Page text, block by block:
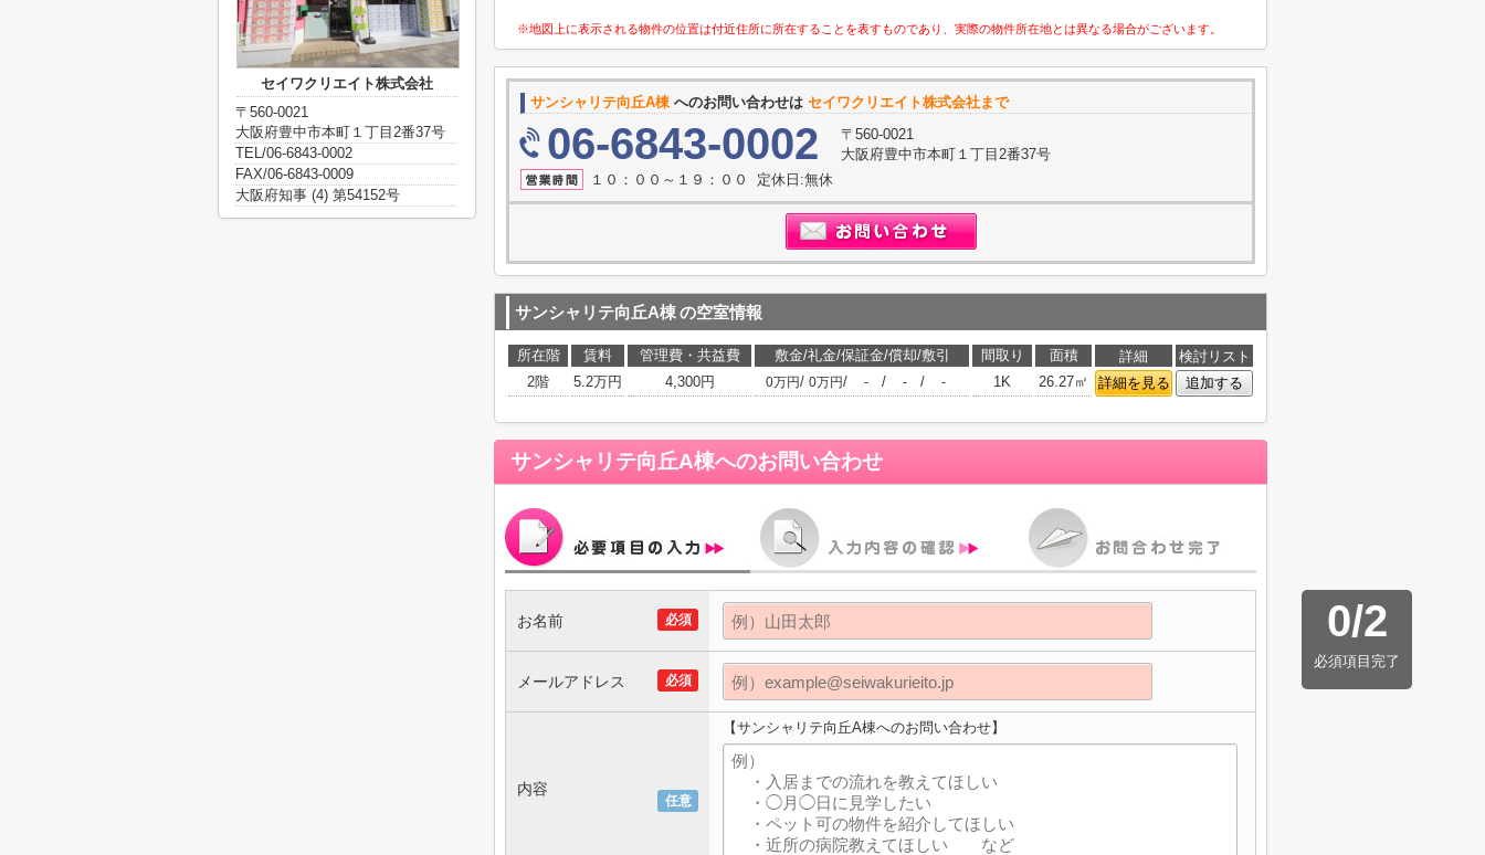
※地図上に表示される物件の位置は付近住所に所在することを表すものであり、実際の物件所在地とは異なる場合がございます。
サンシャリテ向丘A棟 へのお問い合わせは セイワクリエイト株式会社まで
06-6843-0002
〒560-0021
大阪府豊中市本町１丁目2番37号
１０：００～１９：００ 定休日:無休
サンシャリテ向丘A棟の空室情報
所在階 賃料 管理費・共益費 敷金/礼金/保証金/償却/敷引 間取り 面積 詳細
検討リスト
2階
5.2万円 4,300円 0万円/ 0万円/ - / - / - 1K 26.27㎡ 詳細を見る 追加する
サンシャリテ向丘A棟へのお問い合わせ
0/2
必須項目完了
必須
お名前
必須
メールアドレス
任意
内容
【サンシャリテ向丘A棟へのお問い合わせ】
セイワクリエイト株式会社
〒560-0021
大阪府豊中市本町１丁目2番37号
TEL/06-6843-0002
FAX/06-6843-0009
大阪府知事 (4) 第54152号